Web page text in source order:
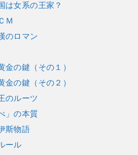
女系の王家？
Ｍ
のロマン
の鍵（その１）
の鍵（その２）
のルーツ
」の本質
斯物語
ール